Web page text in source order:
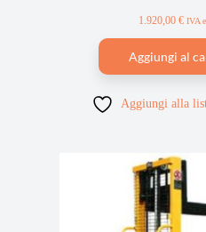
1.920,00 € IVA
Aggiungi al
Aggiungi alla